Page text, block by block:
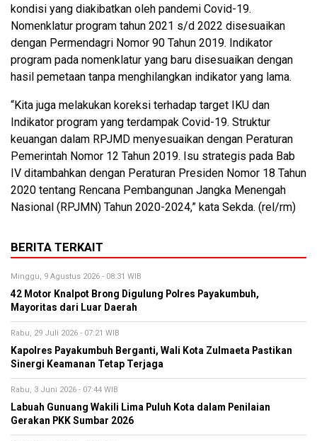
kondisi yang diakibatkan oleh pandemi Covid-19.
Nomenklatur program tahun 2021 s/d 2022 disesuaikan
dengan Permendagri Nomor 90 Tahun 2019. Indikator
program pada nomenklatur yang baru disesuaikan dengan
hasil pemetaan tanpa menghilangkan indikator yang lama.
“Kita juga melakukan koreksi terhadap target IKU dan
Indikator program yang terdampak Covid-19. Struktur
keuangan dalam RPJMD menyesuaikan dengan Peraturan
Pemerintah Nomor 12 Tahun 2019. Isu strategis pada Bab
IV ditambahkan dengan Peraturan Presiden Nomor 18 Tahun
2020 tentang Rencana Pembangunan Jangka Menengah
Nasional (RPJMN) Tahun 2020-2024,” kata Sekda. (rel/rm)
BERITA TERKAIT
Minggu, 9 Agustus 2026 - 08:31 WIB
42 Motor Knalpot Brong Digulung Polres Payakumbuh,
Mayoritas dari Luar Daerah
Rabu, 29 Juli 2026 - 07:21 WIB
Kapolres Payakumbuh Berganti, Wali Kota Zulmaeta Pastikan
Sinergi Keamanan Tetap Terjaga
Rabu, 3 Juni 2026 - 07:44 WIB
Labuah Gunuang Wakili Lima Puluh Kota dalam Penilaian
Gerakan PKK Sumbar 2026